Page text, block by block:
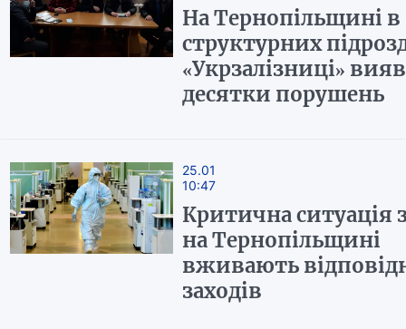
На Тернопільщині в
структурних
«Укрзалізниці»
десятки порушень
25.01
10:47
Критична ситуація з
на Тернопільщині
вживають
заходів